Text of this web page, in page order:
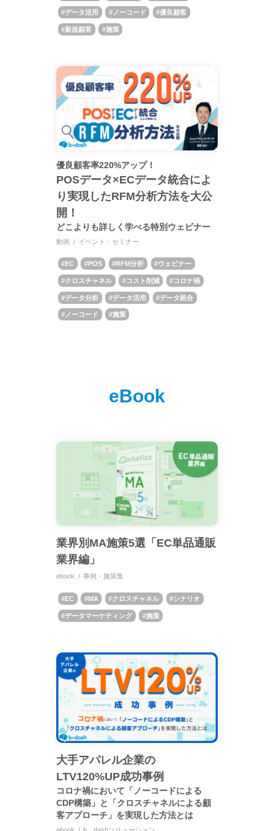
データ活用 ノーコード 優良顧客
新規顧客 施策
優良顧客率220%アップ！
POSデータ×ECデータ統合によ
り実現したRFM分析方法を大公
開！
どこよりも詳しく学べる特別ウェビナー
動画 イベント・セミナー
EC POS RFM分析 ウェビナー
クロスチャネル コスト削減 コロナ禍
データ分析 データ活用 データ統合
ノーコード 施策
eBook
業界別MA施策5選「EC単品通販
業界編」
ebook 事例・施策集
EC MA クロスチャネル シナリオ
データマーケティング 施策
大手アパレル企業の
LTV120%UP成功事例
コロナ禍において「ノーコードによる
CDP構築」と「クロスチャネルによる顧
客アプローチ」を実現した方法とは